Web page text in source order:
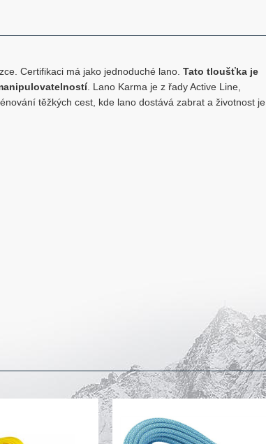
Certifikaci má jako jednoduché lano. Tato tloušťka je
. Lano Karma je z řady Active Line,
těžkých cest, kde lano dostává zabrat a životnost je